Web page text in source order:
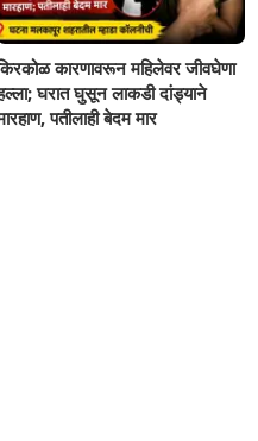
कारणावरून महिलेवर जीवघेणा
घरात घुसून लाकडी दांड्याने
पतीलाही बेदम मार